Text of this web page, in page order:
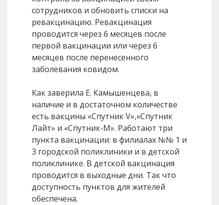
сотрудников и обновить списки на
ревакцинацию. Ревакцинация
проводится через 6 месяцев после
первой вакцинации или через 6
месяцев после перенесенного
заболевания ковидом.
Как заверила Е. Камышенцева, в
наличие и в достаточном количестве
есть вакцины «Спутник V»,«Спутник
Лайт» и «Спутник-М». Работают три
пункта вакцинации: в филиалах №№ 1 и
3 городской поликлиники и в детской
поликлинике. В детской вакцинация
проводится в выходные дни. Так что
доступность пунктов для жителей
обеспечена.